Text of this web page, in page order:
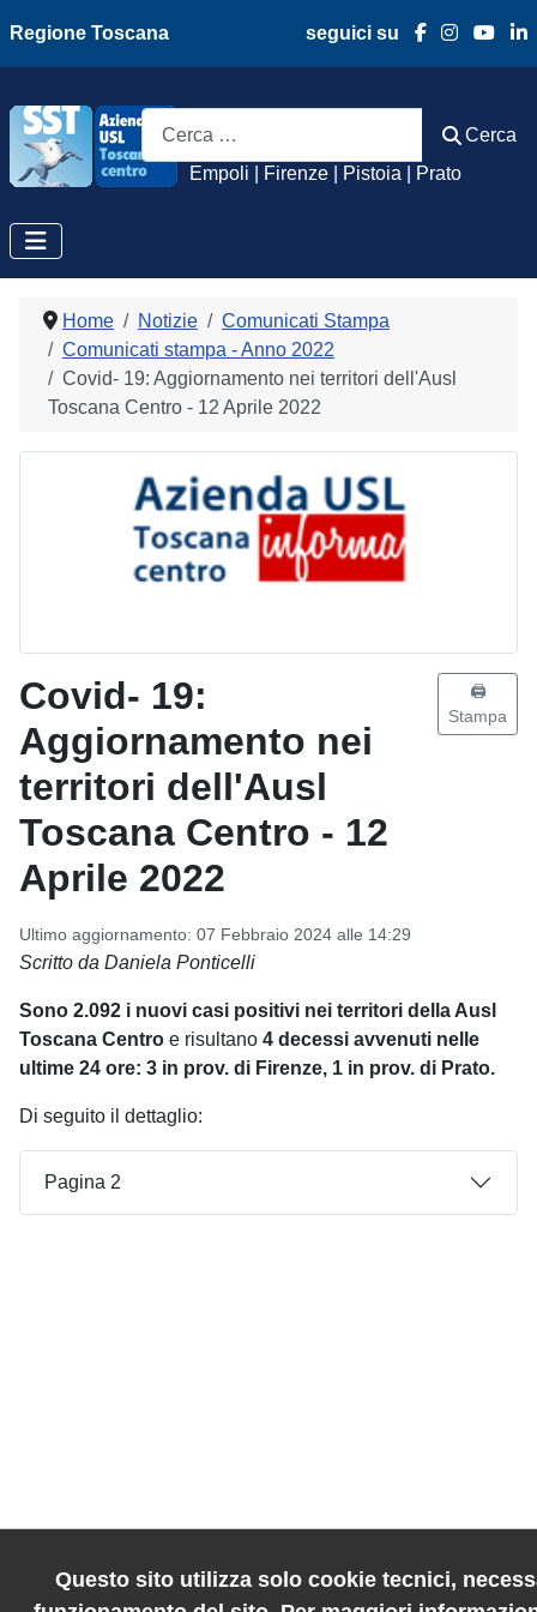
Regione Toscana seguici su
Azienda Usl
Empoli | Firenze | Pistoia | Prato
Cerca
Cerca
Home Notizie
Comunicati Stampa
Comunicati stampa - Anno 2022
Covid- 19: Aggiornamento nei territori dell'Ausl
Toscana Centro - 12 Aprile 2022
Covid- 19:
Aggiornamento nei
territori dell'Ausl
Toscana Centro - 12
Aprile 2022
Ultimo aggiornamento: 07 Febbraio 2024 alle 14:29
🖨️
Stampa
Scritto da Daniela Ponticelli
Sono 2.092 i nuovi casi positivi nei territori della Ausl
Toscana Centro e risultano 4 decessi avvenuti nelle
ultime 24 ore: 3 in prov. di Firenze, 1 in prov. di Prato.
Di seguito il dettaglio:
Pagina 2
Questo sito utilizza solo cookie tecnici,